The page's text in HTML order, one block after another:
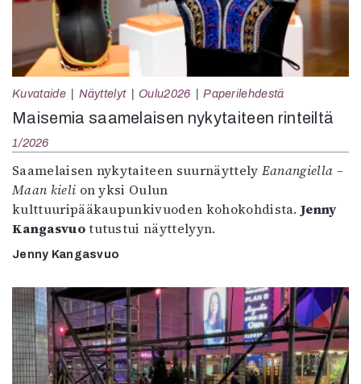
Kuvataide Näyttelyt Oulu2026 Paperilehdestä
Maisemia saamelaisen nykytaiteen rinteiltä
1/2026
Saamelaisen nykytaiteen suurnäyttely Eanangiella –
Maan kieli on yksi Oulun
kulttuuripääkaupunkivuoden kohokohdista.Jenny
Kangasvuotutustui näyttelyyn.
Jenny Kangasvuo